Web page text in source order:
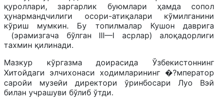
қуроллари, заргарлик буюмлари ҳамда сопол
ҳунармандчилиги осори-атиқалари кўмилганини
кўриш мумкин. Бу топилмалар Кушон даврига
(эрамизгача бўлган III—I асрлар) алоқадорлиги
тахмин қилинади.
Мазкур кўргазма доирасида Ўзбекистоннинг
Хитойдаги элчихонаси ходимларининг �?мператор
саройи музейи директори ўринбосари Луо Вэй
билан учрашуви бўлиб ўтди.